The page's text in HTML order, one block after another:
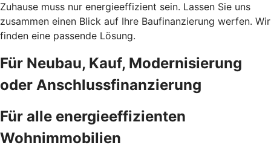
Zuhause muss nur energieeffizient sein. Lassen Sie uns
zusammen einen Blick auf Ihre Baufinanzierung werfen. Wir
finden eine passende Lösung.
Für Neubau, Kauf, Modernisierung
oder Anschlussfinanzierung
Für alle energieeffizienten
Wohnimmobilien